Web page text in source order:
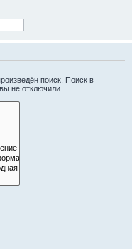
поиск. Поиск в
не отключили